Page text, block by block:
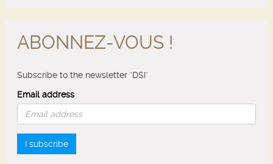
ABONNEZ-VOUS !
Subscribe to the newsletter "DSI"
Email address
I subscribe